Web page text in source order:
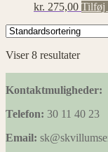
kr. 275,00 Tilføj
Viser 8 resultater
Kontaktmuligheder:
Telefon: 30 11 40 23
Email: